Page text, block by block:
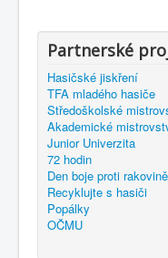
Partnerské
Hasičské jiskření
TFA mladého hasiče
Středoškolské
Akademické
Junior Univerzita
72 hodin
Den boje proti rakovině
Recyklujte s hasiči
Popálky
OČMU